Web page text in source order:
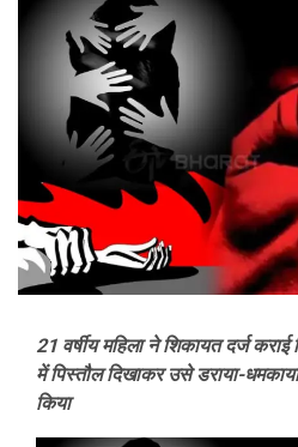
21 वर्षीय महिला ने शिकायत दर्ज
में पिस्तौल दिखाकर उसे डराया-
किया